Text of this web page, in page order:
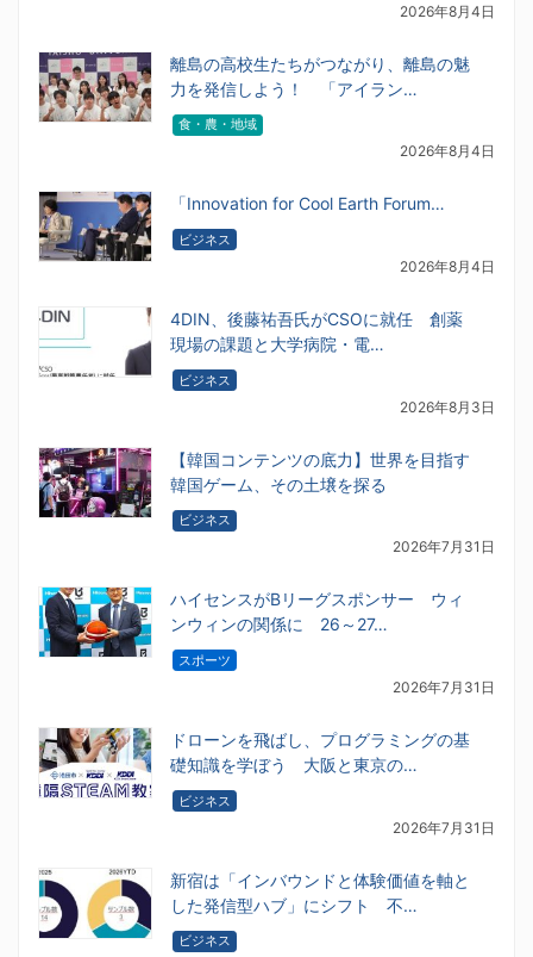
2026年8月4日
離島の高校生たちがつながり、離島の魅
力を発信しよう！ 「アイラン…
食・農・地域
2026年8月4日
「Innovation for Cool Earth Forum…
ビジネス
2026年8月4日
4DIN、後藤祐吾氏がCSOに就任 創薬
現場の課題と大学病院・電…
ビジネス
2026年8月3日
【韓国コンテンツの底力】世界を目指す
韓国ゲーム、その土壌を探る
ビジネス
2026年7月31日
ハイセンスがBリーグスポンサー ウィ
ンウィンの関係に 26～27…
スポーツ
2026年7月31日
ドローンを飛ばし、プログラミングの基
礎知識を学ぼう 大阪と東京の…
ビジネス
2026年7月31日
新宿は「インバウンドと体験価値を軸と
した発信型ハブ」にシフト 不…
ビジネス